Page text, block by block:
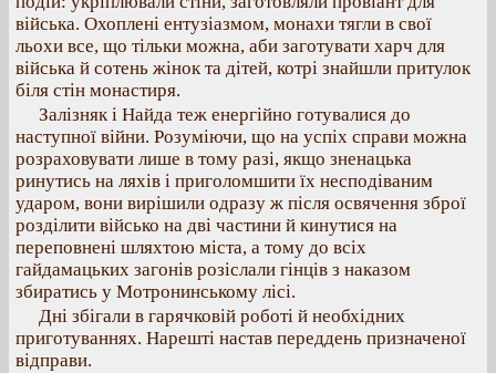
війська. Охоплені ентузіазмом, монахи тягли в свої
льохи все, що тільки можна, аби заготувати харч для
війська й сотень жінок та дітей, котрі знайшли притулок
біля стін монастиря.
Залізняк і Найда теж енергійно готувалися до
наступної війни. Розуміючи, що на успіх справи можна
розраховувати лише в тому разі, якщо зненацька
ринутись на ляхів і приголомшити їх несподіваним
ударом, вони вирішили одразу ж після освячення зброї
розділити військо на дві частини й кинутися на
переповнені шляхтою міста, а тому до всіх
гайдамацьких загонів розіслали гінців з наказом
збиратись у Мотронинському лісі.
Дні збігали в гарячковій роботі й необхідних
приготуваннях. Нарешті настав переддень призначеної
відправи.